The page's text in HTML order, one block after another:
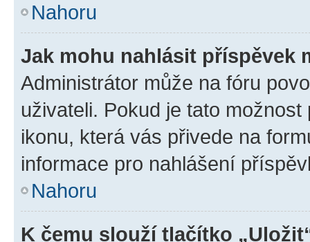
Nahoru
Jak mohu nahlásit příspěvek
Administrátor může na fóru
uživateli. Pokud je tato
ikonu, která vás přivede na
informace pro nahlášení
Nahoru
K čemu slouží tlačítko